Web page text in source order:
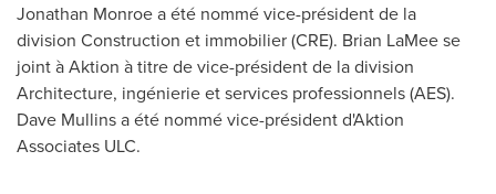
Jonathan Monroe a été nommé vice-président de la
division Construction et immobilier (CRE). Brian LaMee se
joint à Aktion à titre de vice-président de la division
Architecture, ingénierie et services professionnels (AES).
Dave Mullins a été nommé vice-président d'Aktion
Associates ULC.